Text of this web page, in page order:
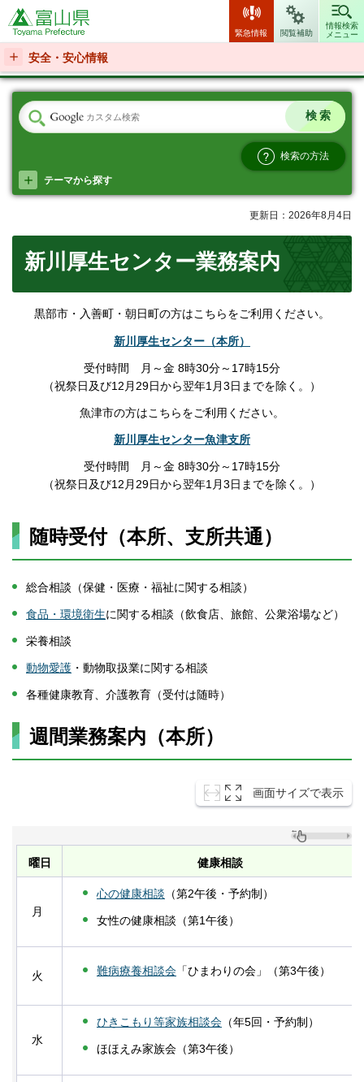
富山県
緊急情報 閲覧補助
情報検索
メニュー
安全・安心情報
検索の方法
テーマから探す
更新日：2026年8月4日
新川厚生センター業務案内
黒部市・入善町・朝日町の方はこちらをご利用ください。
新川厚生センター（本所）
受付時間 月～金 8時30分～17時15分
（祝祭日及び12月29日から翌年1月3日までを除く。）
魚津市の方はこちらをご利用ください。
新川厚生センター魚津支所
受付時間 月～金 8時30分～17時15分
（祝祭日及び12月29日から翌年1月3日までを除く。）
随時受付（本所、支所共通）
総合相談（保健・医療・福祉に関する相談）
食品・環境衛生に関する相談（飲食店、旅館、公衆浴場など）
栄養相談
動物愛護 ・動物取扱業に関する相談
各種健康教育、介護教育（受付は随時）
週間業務案内（本所）
画面サイズで表示
曜日 健康相談
月
心の健康相談 （第2午後・予約制）
女性の健康相談（第1午後）
火 難病療養相談会 「ひまわりの会」（第3午後）
水
ひきこもり等家族相談会 （年5回・予約制）
ほほえみ家族会（第3午後）